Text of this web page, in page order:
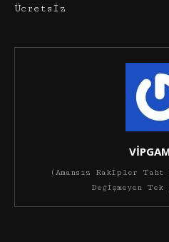
Ücretsiz
(Amansız Rakipler Taht
Değişmeyen Tek